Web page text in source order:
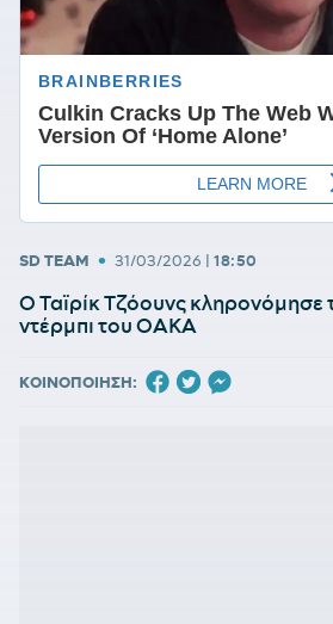
SD TEAM • 31/03/2026 | 18:50
Ο Ταϊρίκ Τζόουνς κληρονόμησε
ντέρμπι του ΟΑΚΑ
ΚΟΙΝΟΠΟΙΗΣΗ: